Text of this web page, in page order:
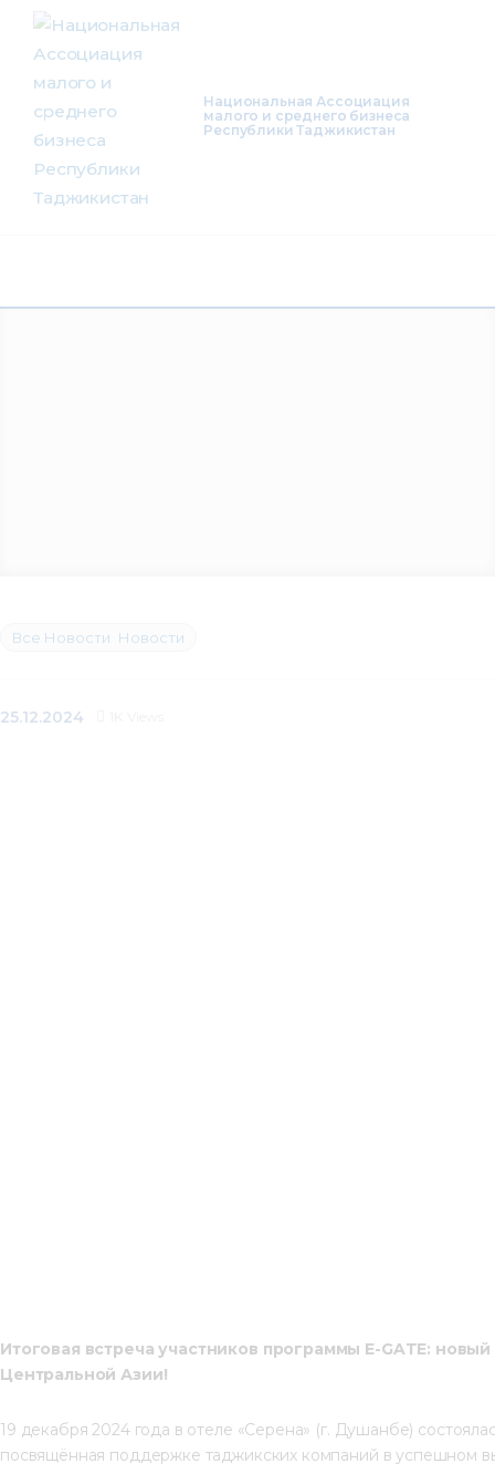
Национальная Ассоциация
малого и среднего бизнеса
Республики Таджикистан
О нас
Деятельность
Проекты
Членство
Инфоресурсы
Все Новости Новости
25.12.2024
Итоговая встреча участников программы E-GATE:
Центральной Азии!
19 декабря 2024 года в отеле «Серена» (г. Душанбе)
посвящённая поддержке таджикских компаний в успешном